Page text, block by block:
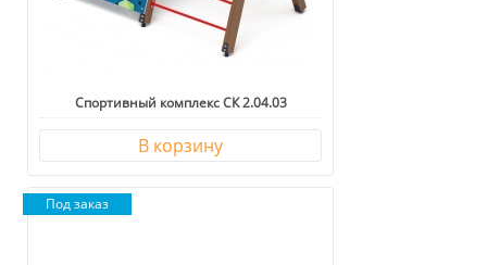
Спортивный комплекс СК 2.04.03
В корзину
Под заказ